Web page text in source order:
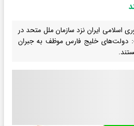
اسلامی ایران نزد سازمان ملل متحد در
دولت‌های خلیج فارس موظف به جبران